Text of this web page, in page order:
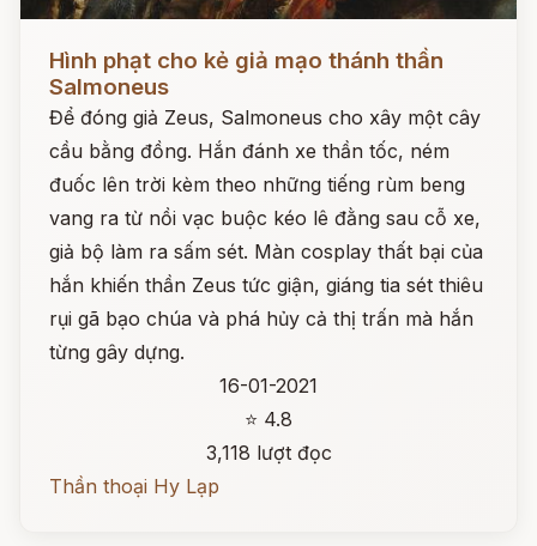
Hình phạt cho kẻ giả mạo thánh thần
Salmoneus
Để đóng giả Zeus, Salmoneus cho xây một cây
cầu bằng đồng. Hắn đánh xe thần tốc, ném
đuốc lên trời kèm theo những tiếng rùm beng
vang ra từ nồi vạc buộc kéo lê đằng sau cỗ xe,
giả bộ làm ra sấm sét. Màn cosplay thất bại của
hắn khiến thần Zeus tức giận, giáng tia sét thiêu
rụi gã bạo chúa và phá hủy cả thị trấn mà hắn
từng gây dựng.
16-01-2021
⭐ 4.8
3,118 lượt đọc
Thần thoại Hy Lạp